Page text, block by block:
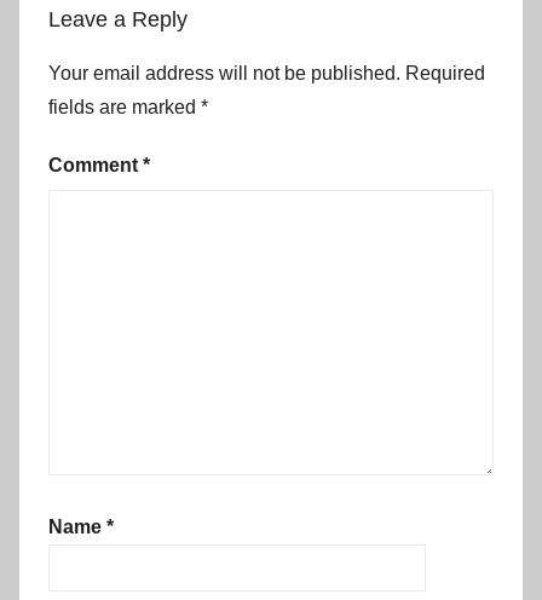
Leave a Reply
Your email address will not be published. Required
fields are marked *
Comment *
Name *